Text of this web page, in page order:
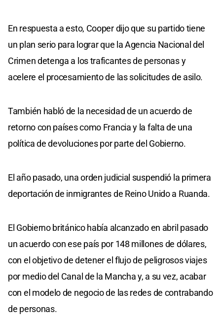
En respuesta a esto, Cooper dijo que su partido tiene
un plan serio para lograr que la Agencia Nacional del
Crimen detenga a los traficantes de personas y
acelere el procesamiento de las solicitudes de asilo.
También habló de la necesidad de un acuerdo de
retorno con países como Francia y la falta de una
política de devoluciones por parte del Gobierno.
El año pasado, una orden judicial suspendió la primera
deportación de inmigrantes de Reino Unido a Ruanda.
El Gobierno británico había alcanzado en abril pasado
un acuerdo con ese país por 148 millones de dólares,
con el objetivo de detener el flujo de peligrosos viajes
por medio del Canal de la Mancha y, a su vez, acabar
con el modelo de negocio de las redes de contrabando
de personas.